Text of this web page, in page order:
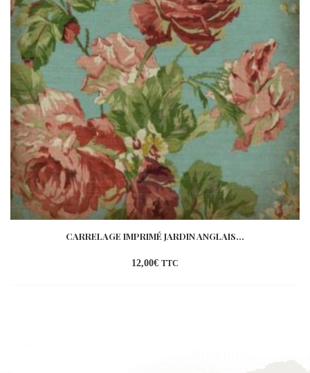
CARRELAGE IMPRIMÉ JARDIN ANGLAIS...
12,00€ TTC